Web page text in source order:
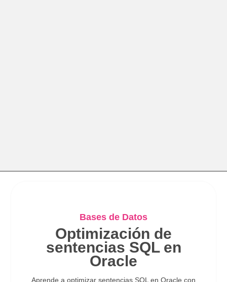
Bases de Datos
Optimización de
sentencias SQL en
Oracle
Aprende a optimizar sentencias SQL en Oracle con